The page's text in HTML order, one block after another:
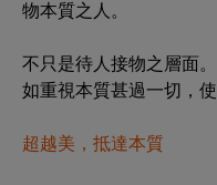
物本質之人。
不只是待人接物之層面
如重視本質甚過一切，
超越美，抵達本質